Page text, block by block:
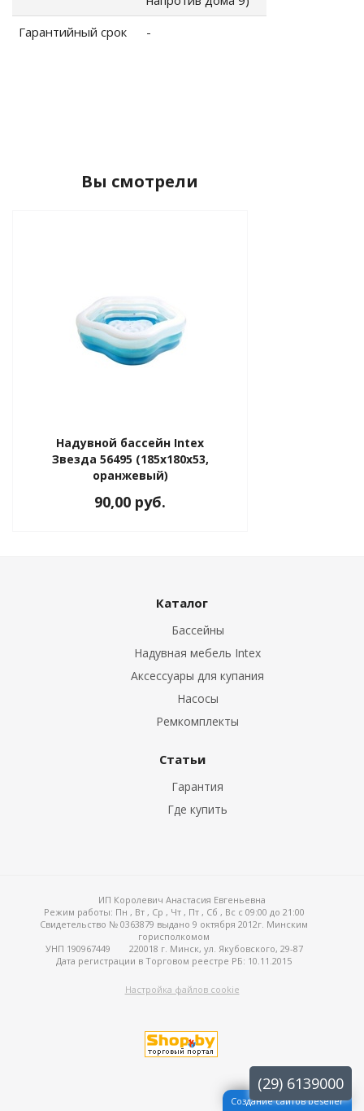
(29) 6139000
Гарантийный срок
-
Вы смотрели
Надувной бассейн Intex
Звезда 56495 (185х180х53,
оранжевый)
90,00 руб.
Каталог
Бассейны
Надувная мебель Intex
Аксессуары для купания
Насосы
Ремкомплекты
Статьи
Гарантия
Где купить
ИП Королевич Анастасия Евгеньевна
Режим работы: Пн , Вт , Ср , Чт , Пт , Сб , Вс c 09:00 до 21:00
Свидетельство № 0363879 выдано 9 октября 2012г. Минским
горисполкомом
УНП 190967449
220018 г. Минск, ул. Якубовского, 29-87
Дата регистрации в Торговом реестре РБ: 10.11.2015
Настройка файлов cookie
Создание сайтов beseller